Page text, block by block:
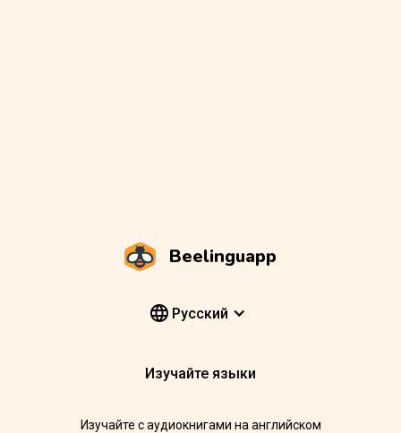
Beelinguapp
Pусский
Изучайте языки
Изучайте с аудиокнигами на английском